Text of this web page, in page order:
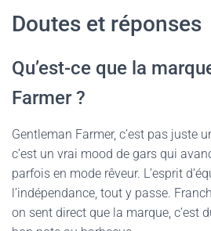
Doutes et réponses
Qu’est-ce que la
Farmer ?
Gentleman Farmer, c’est pas juste
c’est un vrai mood de gars qui
parfois en mode rêveur. L’esprit
l’indépendance, tout y passe.
on sent direct que la marque, c’est